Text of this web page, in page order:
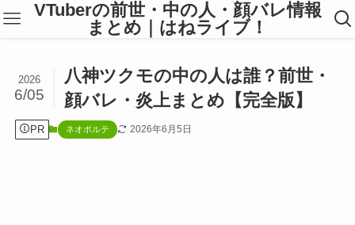
VTuberの前世・中の人・顔バレ情報
まとめ｜はねライブ！
八神ツクモの中の人は誰？前世・
顔バレ・炎上まとめ【完全版】
2026
6/05
PR ネオポルテ 2026年6月5日